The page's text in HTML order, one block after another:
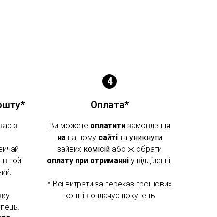
з
в той
Оплата*
Ви можете оплатитизамовлення
на нашому сайті та уникнути
зайвих комісій або ж обрати
оплату при отриманні у відділенні.
* Всі витрати за переказ грошових
коштів оплачує покупець